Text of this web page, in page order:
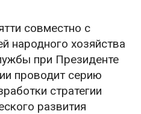
совместно с
народного хозяйства
при Президенте
проводит серию
стратегии
развития